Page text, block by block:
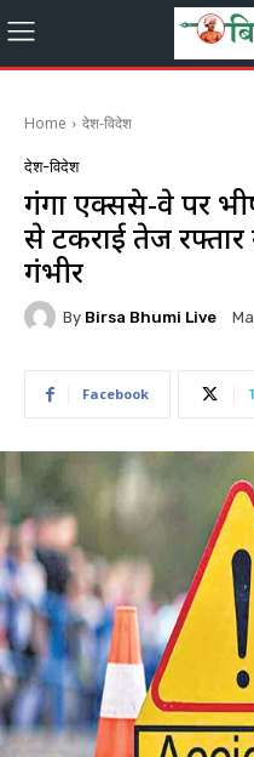
Home देश-विदेश
देश-विदेश
गंगा एक्सप्रेस-वे पर
से टकराई तेज रफ्तार
गंभीर
By Birsa Bhumi Live
Facebook